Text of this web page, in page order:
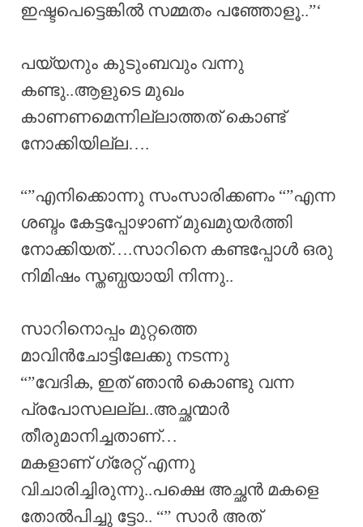
ഇഷ്ടപെട്ടെങ്കിൽ സമ്മതം പഞ്ഞോളൂ..”‘
പയ്യനും കുടുംബവും വന്നു
കണ്ടു..ആളുടെ മുഖം
കാണണമെന്നില്ലാത്തത് കൊണ്ട്
നോക്കിയില്ല….
“”എനിക്കൊന്നു സംസാരിക്കണം “”എന്ന
ശബ്ദം കേട്ടപ്പോഴാണ് മുഖമുയർത്തി
നോക്കിയത്….സാറിനെ കണ്ടപ്പോൾ ഒരു
നിമിഷം സ്തബ്ധയായി നിന്നു..
സാറിനൊപ്പം മുറ്റത്തെ
മാവിൻചോട്ടിലേക്കു നടന്നു
“”വേദിക, ഇത് ഞാൻ കൊണ്ടു വന്ന
പ്രപോസലല്ല..അച്ഛന്മാർ
തീരുമാനിച്ചതാണ്…
മകളാണ് ഗ്രേറ്റ്‌ എന്നു
വിചാരിച്ചിരുന്നു..പക്ഷെ അച്ഛൻ മകളെ
തോൽപിച്ചു ട്ടോ.. “” സാർ അത്